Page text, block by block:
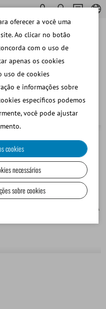
de Semen
US Bag®,
capacidad 3,5 l
oferecer a você uma
Ao clicar no botão
com o uso de
apenas os cookies
uso de cookies
e informações sobre
específicos podemos
você pode ajustar
cookies
necessários
sobre cookies